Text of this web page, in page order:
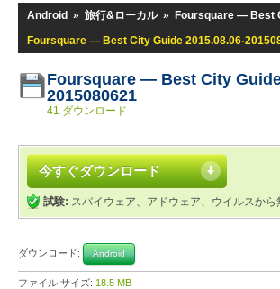
Android » 旅行&ローカル » Foursquare — Best
Foursquare — Best City Guide 2015.08.06-
Foursquare — Best City
2015080621
41 ダウンロード
今すぐダウンロード
試験: スパイウェア、アドウェア、ウイルスから
ダウンロード: Android
ファイル サイズ: 18.5 MB